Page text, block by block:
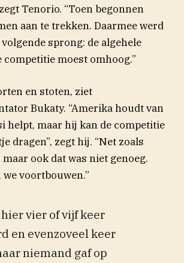
Tenorio. “Toen begonnen
aan te trekken. Daarmee werd
sprong: de algehele
moest omhoog.”
en stoten, ziet
Bukaty. “Amerika houdt van
helpt, maar hij kan de competitie
dragen”, zegt hij. “Net zoals
ook dat was niet genoeg.
voortbouwen.”
vier of vijf keer
en evenzoveel keer
niemand gaf op